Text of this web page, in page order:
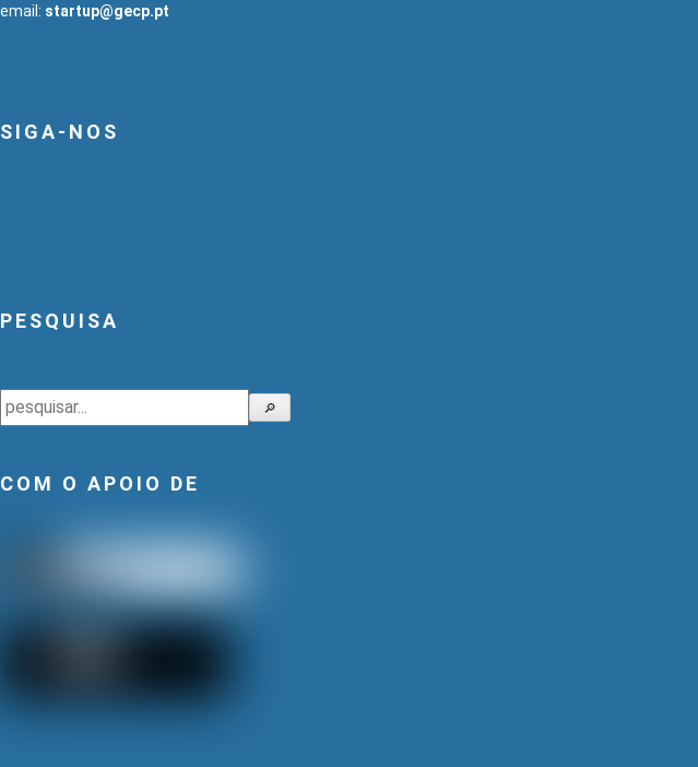
email: startup@gecp.pt
SIGA-NOS
PESQUISA
Pesquisar 🔎
COM O APOIO DE